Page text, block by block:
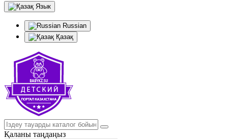
Язык
Russian
Қазақ
Қаланы таңдаңыз